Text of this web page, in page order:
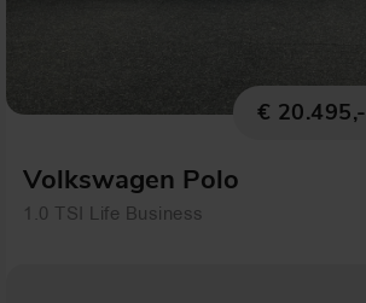
€ 20.495,-
Volkswagen Polo
1.0 TSI Life Business